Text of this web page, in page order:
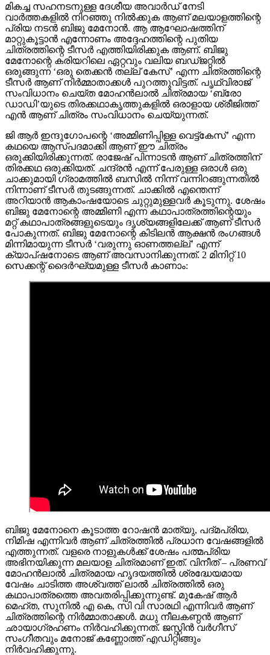
മികച്ച സഹനടനുള്ള ദേശീയ അവാർഡ് നേടി
വാർത്തകളിൽ നിറഞ്ഞു നിൽക്കുക ആണ് മലയാളത്തിന്റെ
പ്രിയ നടൻ ബിജു മേനോൻ. ആ ആഘോഷത്തിന്
മാറ്റുകൂട്ടാൻ എന്നോണം അദ്ദേഹത്തിന്റെ പുതിയ
ചിത്രത്തിന്റെ ടീസർ എത്തിയിരിക്കുക ആണ്. ബിജു
മേനോന്റെ കരിയറിലെ ഏറ്റവും വലിയ ബഡ്ജറ്റിൽ
ഒരുങ്ങുന്ന ‘ഒരു തെക്കൻ തല്ല് കേസ്’ എന്ന ചിത്രത്തിന്റെ
ടീസർ ആണ് നിർമ്മാതാക്കൾ പുറത്തുവിട്ടത്. പൃഥ്വിരാജ്
സംവിധാനം ചെയ്ത മോഹൻലാൽ ചിത്രമായ ‘ബ്രോ
ഡാഡി’യുടെ തിരക്കഥാകൃത്തുകളിൽ ഒരാളായ ശ്രീജിത്ത്
എൻ ആണ് ചിത്രം സംവിധാനം ചെയ്യുന്നത്.
ജി ആർ ഇന്ദുഗോപന്റെ ‘അമ്മിണിപ്പിള്ള വെട്ട്കേസ്’ എന്ന
കഥയെ ആസ്പദമാക്കി ആണ് ഈ ചിത്രം
ഒരുക്കിയിരിക്കുന്നത്. രാജേഷ് പിന്നാടൻ ആണ് ചിത്രത്തിന്
തിരക്കഥ ഒരുക്കിയത്. ചന്ദ്രൻ എന്ന് പേരുള്ള ഒരാൾ ഒരു
ചാക്കുമായി ഗ്രാമത്തിൽ ബസിൽ നിന്ന് വന്നിറങ്ങുന്നതിൽ
നിന്നാണ് ടീസർ തുടങ്ങുന്നത്. ചാക്കിൽ എന്തെന്ന്
അറിയാൻ ആകാംഷയോടെ ചുറ്റുമുള്ളവർ കൂടുന്നു. ശേഷം
ബിജു മേനോന്റെ അമ്മിണി എന്ന കഥാപാത്രത്തിന്റെയും
മറ്റ് കഥാപാത്രങ്ങളുടെയും ദൃശ്യങ്ങളിലേക്ക് ആണ് ടീസർ
പോകുന്നത്. ബിജു മേനോന്റെ കിടിലൻ ആക്ഷൻ രംഗങ്ങൾ
മിന്നിമായുന്ന ടീസർ ‘വരുന്നു ഓണത്തല്ല്’ എന്ന്
ക്യാപ്ഷനോടെ ആണ് അവസാനിക്കുന്നത്. 2 മിനിറ്റ് 10
സെക്കന്റ് ദൈർഘ്യമുള്ള ടീസർ കാണാം:
ബിജു മേനോനെ കൂടാത്ത റോഷൻ മാത്യു, പദ്മപ്രിയ,
നിമിഷ എന്നിവർ ആണ് ചിത്രത്തിൽ പ്രധാന വേഷങ്ങളിൽ
എത്തുന്നത്. വളരെ നാളുകൾക്ക് ശേഷം പത്മപ്രിയ
അഭിനയിക്കുന്ന മലയാള ചിത്രമാണ് ഇത്. വിനീത് – പ്രണവ്
മോഹൻലാൽ ചിത്രമായ ഹൃദയത്തിൽ ശ്രദ്ധേയമായ
വേഷം ചാടിത്ത അശ്വത്ത് ലാൽ ചിത്രത്തിൽ ഒരു
കഥാപാത്രത്തെ അവതരിപ്പിക്കുന്നുണ്ട്. മുകേഷ് ആർ
മെഹ്ത, സുനിൽ എ കെ, സി വി സാരഥി എന്നിവർ ആണ്
ചിത്രത്തിന്റെ നിർമ്മാതാക്കൾ. മധു നീലകണ്ഠൻ ആണ്
ഛായാഗ്രഹണം നിർവഹിക്കുന്നത്. ജസ്റ്റിൻ വർഗീസ്
സംഗീതവും മനോജ് കണ്ണോത്ത് എഡിറ്റിങ്ങും
നിർവഹിക്കുന്നു.